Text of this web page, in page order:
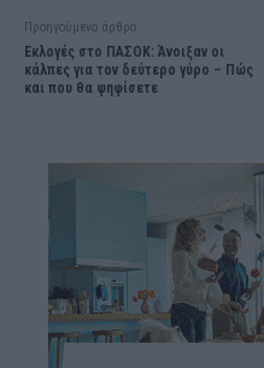
Προηγούμενο άρθρο
Εκλογές στο ΠΑΣΟΚ: Άνοιξαν οι
κάλπες για τον δεύτερο γύρο – Πώς
και που θα ψηφίσετε